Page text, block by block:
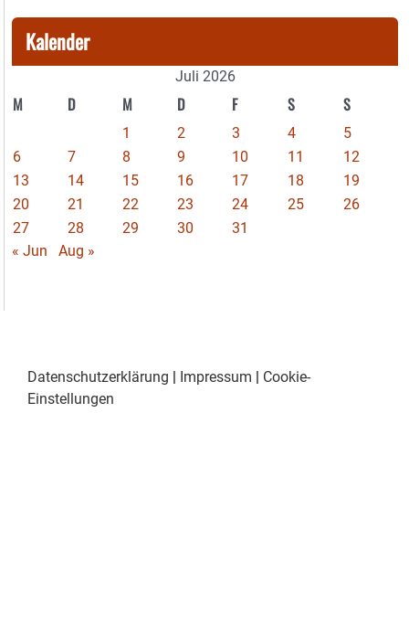
Kalender
Juli 2026
M D M D F S S
1 2 3 4
5
6
7 8 9 10 11
12
13
14 15 16 17 18
19
20
21 22 23 24 25
26
27
28 29 30
31
« Jun
Aug »
Datenschutzerklärung | Impressum | Cookie-
Einstellungen